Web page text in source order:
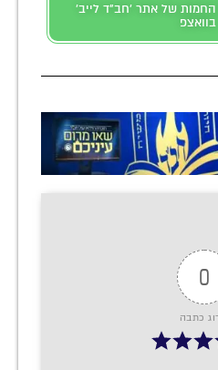
של אתר 'חב"ד לייב'
בוואצפ
0
כתבה